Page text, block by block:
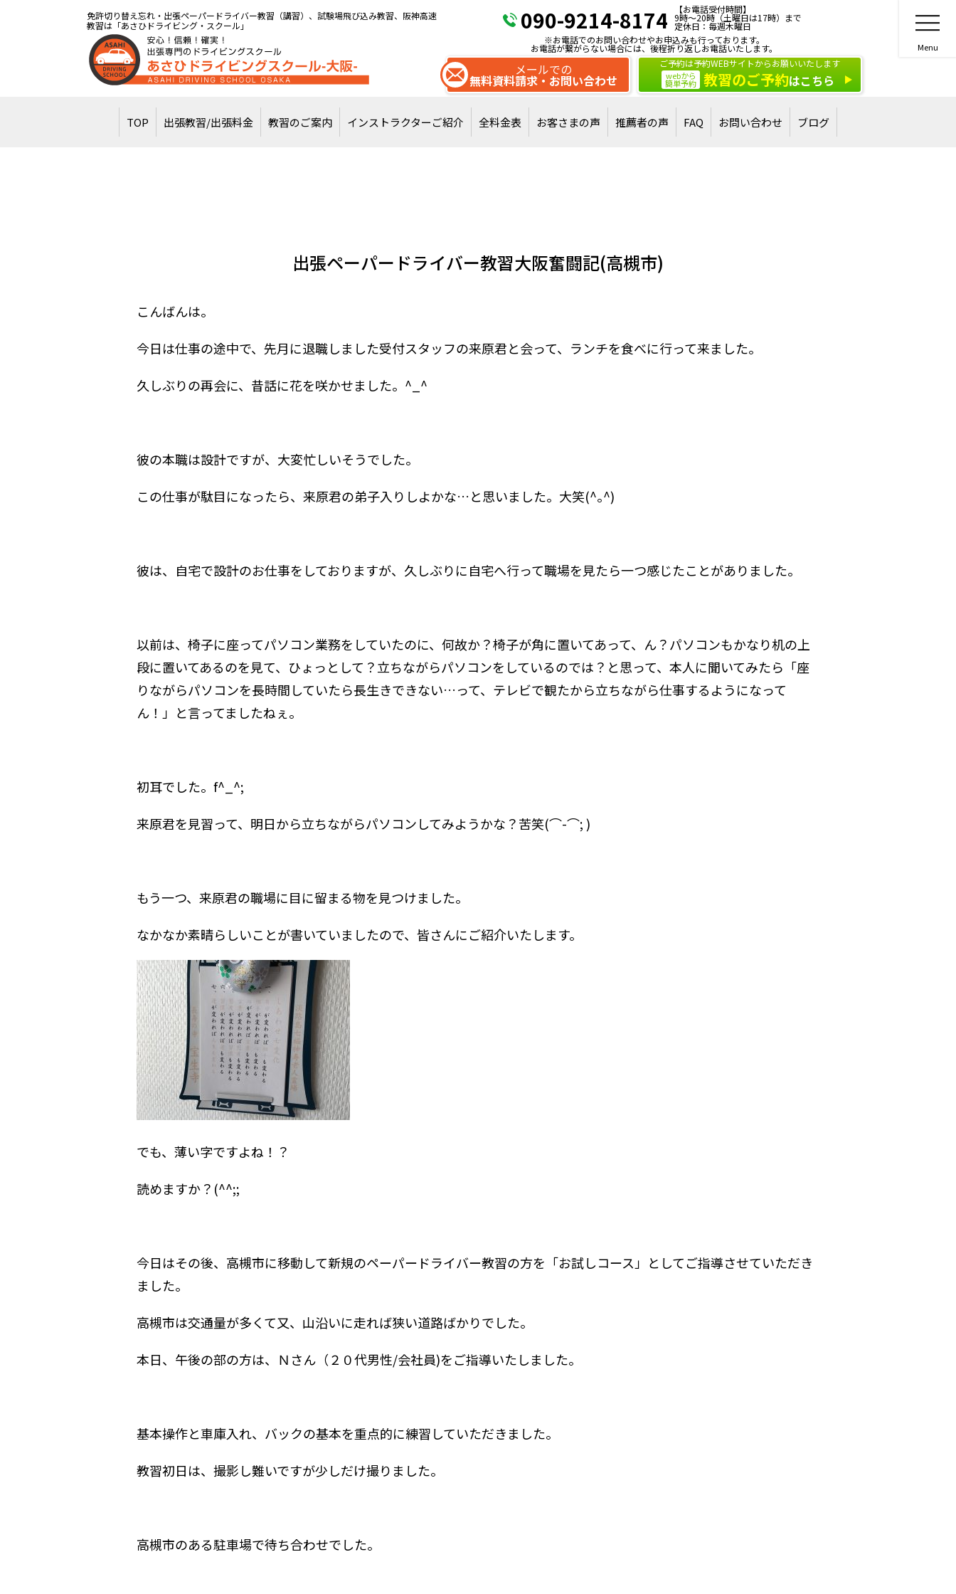
免許切り替え忘れ・出張ペーパードライバー教習（講習）、試験場飛び込み教習、阪神高速
教習は「あさひドライビング・スクール」
090-9214-8174 【お電話受付時間】
9時～20時（土曜日は17時）まで
定休日：毎週木曜日
※お電話でのお問い合わせやお申込みも行っております。
お電話が繋がらない場合には、後程折り返しお電話いたします。
メールでの
無料資料請求・お問い合わせ
ご予約は予約WEBサイトからお願いいたします
webから
簡単予約 教習のご予約はこちら
TOP 出張教習/出張料金 教習のご案内 インストラクターご紹介 全料金表 お客さまの声 推薦者の声 FAQ お問い合わせ ブログ
出張ペーパードライバー教習大阪奮闘記(高槻市)
こんばんは。
今日は仕事の途中で、先月に退職しました受付スタッフの来原君と会って、ランチを食べに行って来ました。
久しぶりの再会に、昔話に花を咲かせました。^_^
彼の本職は設計ですが、大変忙しいそうでした。
この仕事が駄目になったら、来原君の弟子入りしよかな…と思いました。大笑(^｡^)
彼は、自宅で設計のお仕事をしておりますが、久しぶりに自宅へ行って職場を見たら一つ感じたことがありました。
以前は、椅子に座ってパソコン業務をしていたのに、何故か？椅子が角に置いてあって、ん？パソコンもかなり机の上
段に置いてあるのを見て、ひょっとして？立ちながらパソコンをしているのでは？と思って、本人に聞いてみたら「座
りながらパソコンを長時間していたら長生きできない…って、テレビで観たから立ちながら仕事するようになって
ん！」と言ってましたねぇ。
初耳でした。f^_^;
来原君を見習って、明日から立ちながらパソコンしてみようかな？苦笑(⌒-⌒; )
もう一つ、来原君の職場に目に留まる物を見つけました。
なかなか素晴らしいことが書いていましたので、皆さんにご紹介いたします。
でも、薄い字ですよね！？
読めますか？(^^;;
今日はその後、高槻市に移動して新規のペーパードライバー教習の方を「お試しコース」としてご指導させていただき
ました。
高槻市は交通量が多くて又、山沿いに走れば狭い道路ばかりでした。
本日、午後の部の方は、Ｎさん（２０代男性/会社員)をご指導いたしました。
基本操作と車庫入れ、バックの基本を重点的に練習していただきました。
教習初日は、撮影し難いですが少しだけ撮りました。
高槻市のある駐車場で待ち合わせでした。